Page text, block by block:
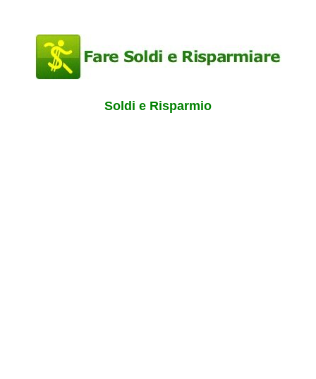
Soldi e Risparmio